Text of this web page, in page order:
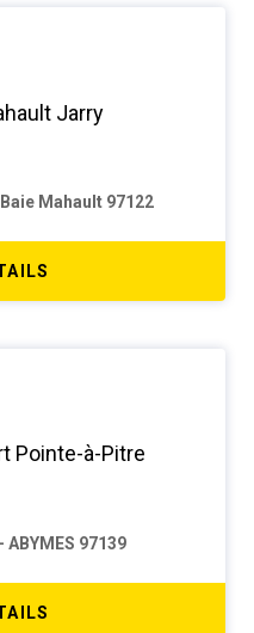
Jarry
Mahault 97122
Pointe-à-Pitre
97139